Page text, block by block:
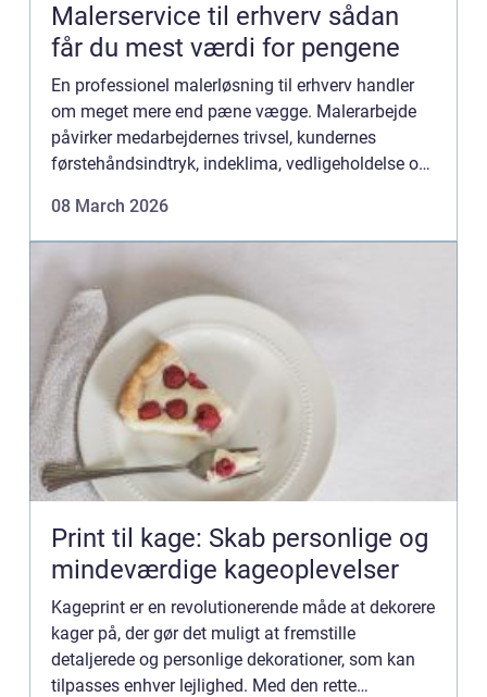
Malerservice til erhverv sådan
får du mest værdi for pengene
En professionel malerløsning til erhverv handler
om meget mere end pæne vægge. Malerarbejde
påvirker medarbejdernes trivsel, kundernes
førstehåndsindtryk, indeklima, vedligeholdelse og
virksomhed vælger M...
08 March 2026
Print til kage: Skab personlige og
mindeværdige kageoplevelser
Kageprint er en revolutionerende måde at dekorere
kager på, der gør det muligt at fremstille
detaljerede og personlige dekorationer, som kan
tilpasses enhver lejlighed. Med den rette